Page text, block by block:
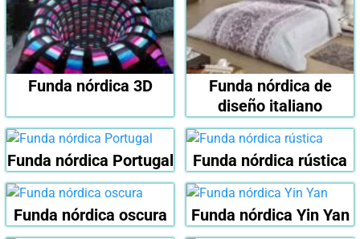
Funda nórdica 3D
Funda nórdica de
diseño italiano
Funda nórdica Portugal Funda nórdica rústica
Funda nórdica oscura Funda nórdica Yin Yan